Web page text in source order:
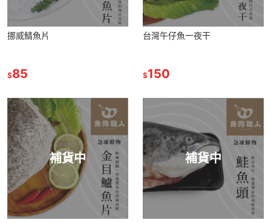
挪威鯖魚片
$85
台灣午仔魚一夜干
$150
補貨中 補貨中